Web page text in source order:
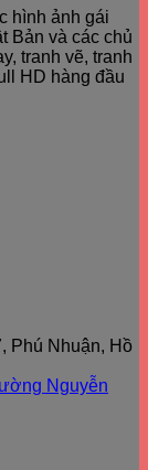
hình ảnh gái
Bản và các chủ
tranh vẽ, tranh
HD hàng đầu
Phú Nhuận, Hồ
Nguyễn